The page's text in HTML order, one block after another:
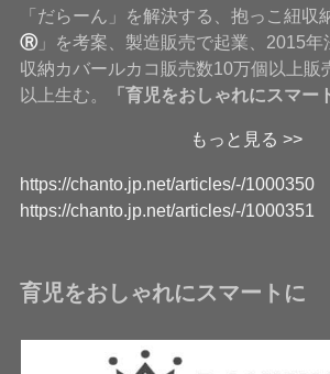
「だらーん」を解決する、抱っこ紐収
Ⓡ」を考案、製造販売で起業、2015年
収納カバールカコ販売数10万個以上販
以上生む。
「育児をおしゃれにスマー
もっと見る >>
https://chanto.jp.net/articles/-/1000350
https://chanto.jp.net/articles/-/1000351
育児をおしゃれにスマートに